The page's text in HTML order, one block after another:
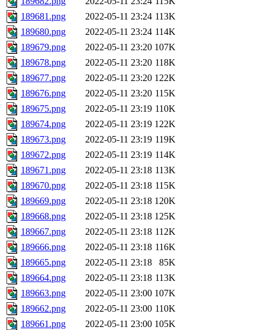
189681.png
2022-05-11 23:24 113K
189680.png
2022-05-11 23:24 114K
189679.png
2022-05-11 23:20 107K
189678.png
2022-05-11 23:20 118K
189677.png
2022-05-11 23:20 122K
189676.png
2022-05-11 23:20 115K
189675.png
2022-05-11 23:19 110K
189674.png
2022-05-11 23:19 122K
189673.png
2022-05-11 23:19 119K
189672.png
2022-05-11 23:19 114K
189671.png
2022-05-11 23:18 113K
189670.png
2022-05-11 23:18 115K
189669.png
2022-05-11 23:18 120K
189668.png
2022-05-11 23:18 125K
189667.png
2022-05-11 23:18 112K
189666.png
2022-05-11 23:18 116K
189665.png
2022-05-11 23:18
85K
189664.png
2022-05-11 23:18 113K
189663.png
2022-05-11 23:00 107K
189662.png
2022-05-11 23:00 110K
189661.png
2022-05-11 23:00 105K